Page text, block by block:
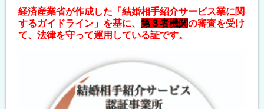
経済産業省が作成した「結婚相手紹介サービス業に関
するガイドライン」を基に、 第３者機関の審査を受け
て、法律を守って運用している証です。